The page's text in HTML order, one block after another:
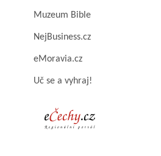
Muzeum Bible
NejBusiness.cz
eMoravia.cz
Uč se a vyhraj!